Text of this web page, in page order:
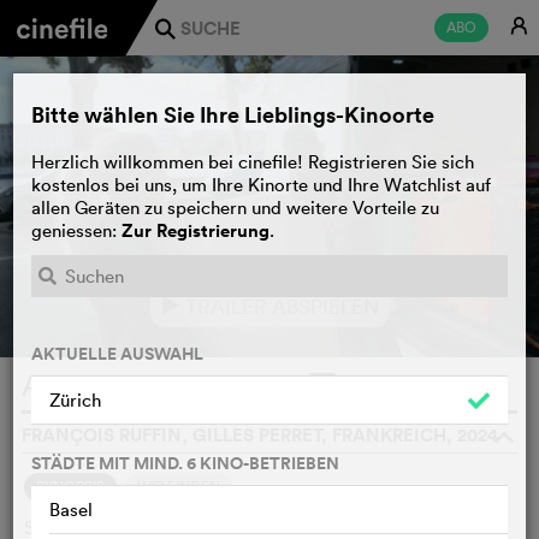
ABO E
j
Au boulot!
SYNOPSIS WIR FINDEN
Sur le plateau d'une émission de télévision à grande
Bitte wählen Sie Ihre Lieblings-Kinoorte
Herzlich willkommen bei cinefile! Registrieren Sie sich
kostenlos bei uns, um Ihre Kinorte und Ihre Watchlist auf
allen Geräten zu speichern und weitere Vorteile zu
geniessen: Zur Registrierung.
AKTUELLE AUSWAHL
Zürich
STÄDTE MIT MIND. 6 KINO-BETRIEBEN
Basel